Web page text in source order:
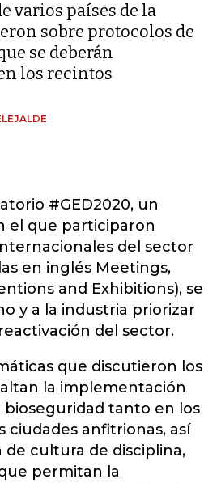
varios países de la
sobre protocolos de
se deberán
los recintos
#GED2020, un
el que participaron
del sector
en inglés Meetings,
and Exhibitions), se
y a la industria priorizar
del sector.
que discutieron los
la implementación
tanto en los
ciudades anfitrionas, así
de cultura de disciplina,
permitan la